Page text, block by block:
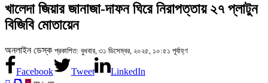
খালেদা জিয়ার জানাজা-দাফন ঘিরে নিরাপত্তায় ২৭ প্লাটুন
বিজিবি মোতায়েন
অনলাইন ডেস্ক প্রকাশিত: বুধবার, ৩১ ডিসেম্বর, ২০২৫, ১০:৫১ পূর্বাহ্ণ
Facebook Tweet
LinkedIn